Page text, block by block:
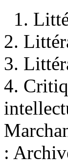
1.
2.
3.
4.
: